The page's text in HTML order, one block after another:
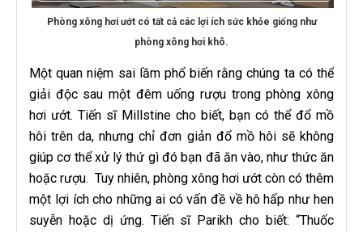
Phòng xông hơi ướt có tất cả các lợi ích sức khỏe giống như
phòng xông hơi khô.
Một quan niệm sai lầm phổ biến rằng chúng ta có thể
giải độc sau một đêm uống rượu trong phòng xông
hơi ướt. Tiến sĩ Millstine cho biết, bạn có thể đổ mồ
hôi trên da, nhưng chỉ đơn giản đổ mồ hôi sẽ không
giúp cơ thể xử lý thứ gì đó bạn đã ăn vào, như thức ăn
hoặc rượu. Tuy nhiên, phòng xông hơi ướt còn có thêm
một lợi ích cho những ai có vấn đề về hô hấp như hen
suyễn hoặc dị ứng. Tiến sĩ Parikh cho biết: “Thuốc